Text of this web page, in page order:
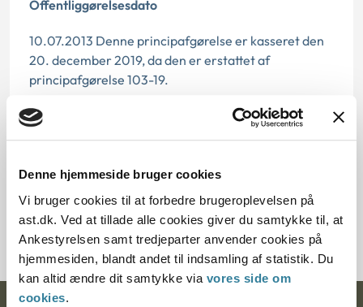
Denne hjemmeside bruger cookies
Vi bruger cookies til at forbedre brugeroplevelsen på
ast.dk. Ved at tillade alle cookies giver du samtykke til, at
Ankestyrelsen samt tredjeparter anvender cookies på
hjemmesiden, blandt andet til indsamling af statistik. Du
kan altid ændre dit samtykke via vores side om
cookies.
Offentliggørelsesdato
10.07.2013 Denne principafgørelse er kasseret den
20. december 2019, da den er erstattet af
principafgørelse 103-19.
Paragraf
200131-99